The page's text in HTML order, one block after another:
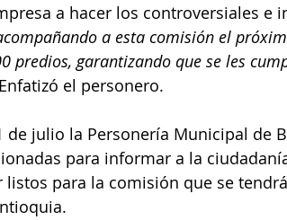
a hacer los controversiales e
a esta comisión el
predios, garantizando que se les
Enfatizó el personero.
de julio la Personería Municipal de
para informar a la
para la comisión que se